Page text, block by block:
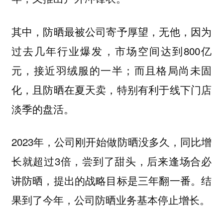
其中，防晒最被公司寄予厚望，无他，因为
过去几年行业爆发，市场空间达到800亿
元，接近羽绒服的一半；而且格局尚未固
化，且防晒在夏天卖，特别有利于线下门店
淡季的盘活。
2023年，公司刚开始做防晒没多久，同比增
长就超过3倍，尝到了甜头，后来逢场合必
讲防晒，提出的战略目标是三年翻一番。结
果到了今年，公司防晒业务基本停止增长。